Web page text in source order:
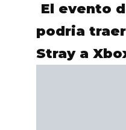
El evento
podria
Stray a